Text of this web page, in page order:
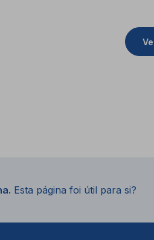
Esta página foi útil para si?